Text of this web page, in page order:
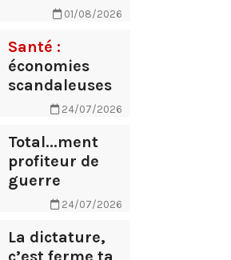
01/08/2026
Santé :
économies
scandaleuses
24/07/2026
Total...ment
profiteur de
guerre
24/07/2026
La dictature,
c’est ferme ta